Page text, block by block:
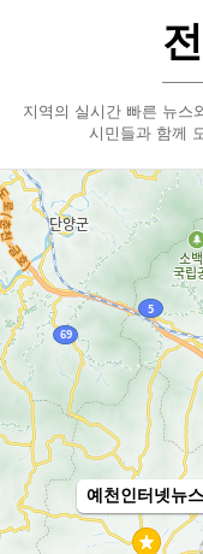
지역의 실시간 빠른 뉴스
시민들과 함께